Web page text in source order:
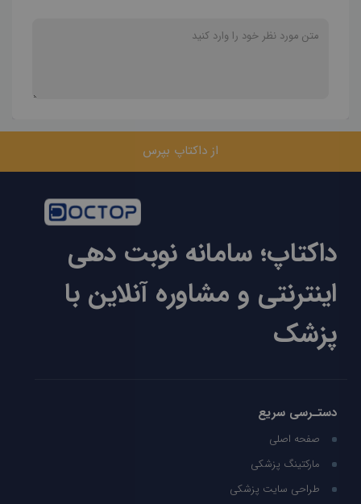
از داکتاپ بپرس
داکتاپ؛ سامانه نوبت دهی
اینترنتی و مشاوره آنلاین با
پزشک
دستـرسی سریع
صفحه اصلی
مارکتینگ پزشکی
طراحی سایت پزشکی